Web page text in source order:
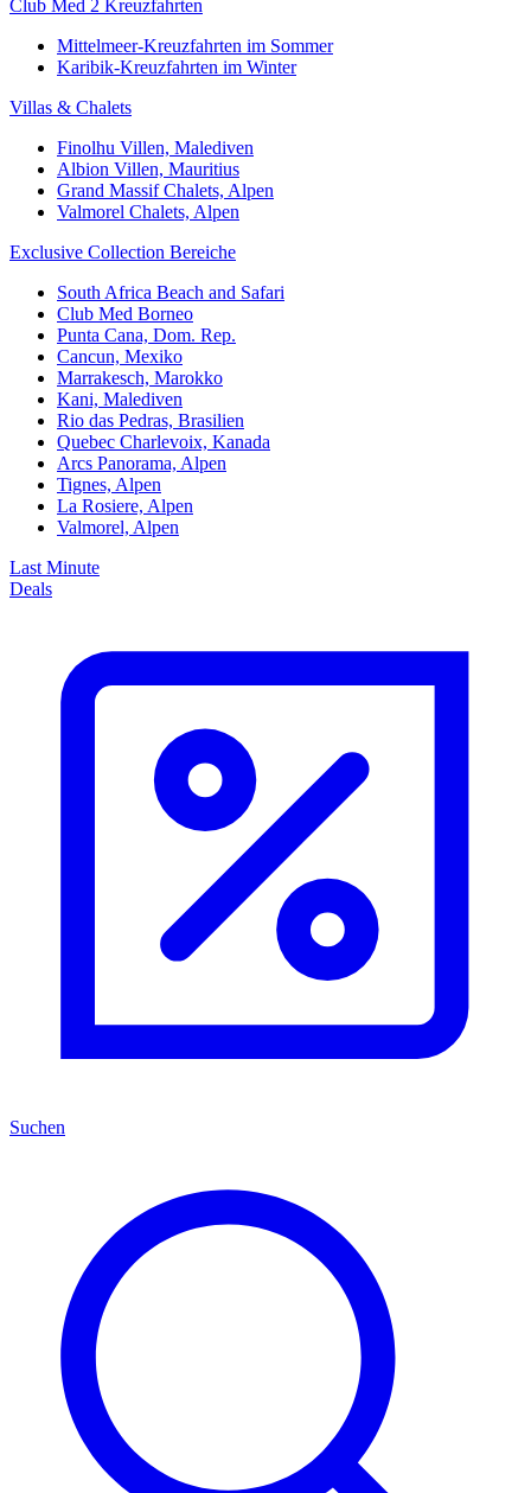
Club Med 2 Kreuzfahrten
Mittelmeer-Kreuzfahrten im Sommer
Karibik-Kreuzfahrten im Winter
Villas & Chalets
Finolhu Villen, Malediven
Albion Villen, Mauritius
Grand Massif Chalets, Alpen
Valmorel Chalets, Alpen
Exclusive Collection Bereiche
South Africa Beach and Safari
Club Med Borneo
Punta Cana, Dom. Rep.
Cancun, Mexiko
Marrakesch, Marokko
Kani, Malediven
Rio das Pedras, Brasilien
Quebec Charlevoix, Kanada
Arcs Panorama, Alpen
Tignes, Alpen
La Rosiere, Alpen
Valmorel, Alpen
Last Minute
Deals
Suchen